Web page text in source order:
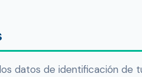
los datos de identificación de